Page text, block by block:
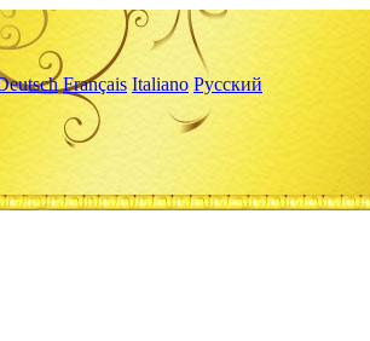
Français Italiano Русский